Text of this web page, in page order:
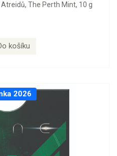
The Perth Mint, 10 g
košíku
2026